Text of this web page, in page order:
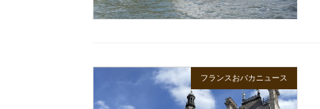
フランスおバカニュース